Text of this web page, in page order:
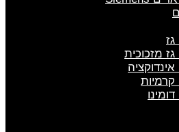
גז
גז מזכוכית
אינדוקציה
קרמיות
דומינו